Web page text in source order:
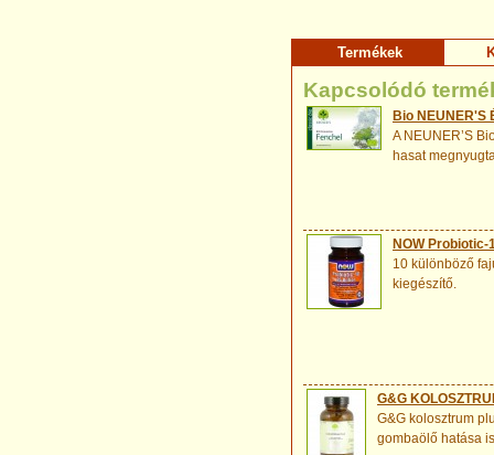
Termékek
Kapcsolódó
Bio NEUNER'S
A NEUNER’S
hasat
NOW
10 különböző
kiegészítő.
G&G
G&G kolosztrum
gombaölő hatása